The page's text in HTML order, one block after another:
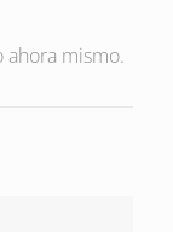
ahora mismo.